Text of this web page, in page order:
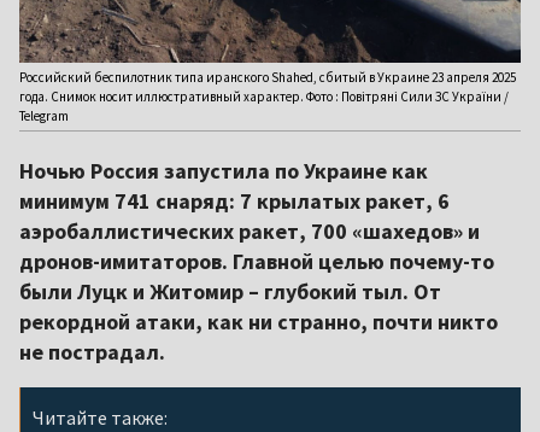
Российский беспилотник типа иранского Shahed, сбитый в Украине 23 апреля 2025
года. Снимок носит иллюстративный характер. Фото : Повітряні Сили ЗС України /
Telegram
Ночью Россия запустила по Украине как
минимум 741 снаряд: 7 крылатых ракет, 6
аэробаллистических ракет, 700 «шахедов» и
дронов-имитаторов. Главной целью почему-то
были Луцк и Житомир – глубокий тыл. От
рекордной атаки, как ни странно, почти никто
не пострадал.
Читайте также: